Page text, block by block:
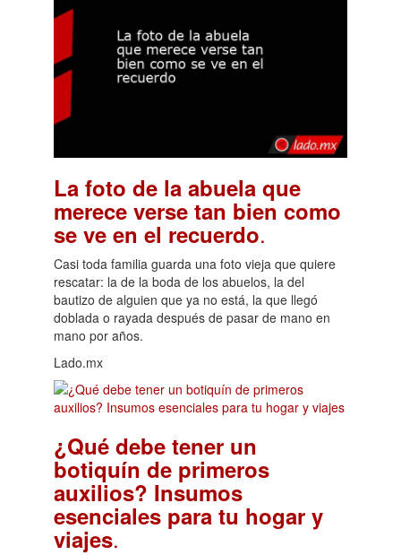
La foto de la abuela que
merece verse tan bien como
se ve en el recuerdo.
Casi toda familia guarda una foto vieja que quiere
rescatar: la de la boda de los abuelos, la del
bautizo de alguien que ya no está, la que llegó
doblada o rayada después de pasar de mano en
mano por años.
Lado.mx
¿Qué debe tener un
botiquín de primeros
auxilios? Insumos
esenciales para tu hogar y
viajes.